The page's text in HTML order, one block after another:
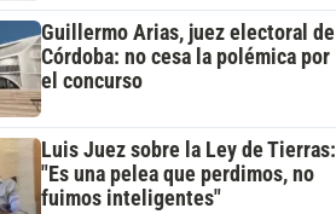
Guillermo Arias, juez electoral de
Córdoba: no cesa la polémica por
el concurso
Luis Juez sobre la Ley de Tierras:
"Es una pelea que perdimos, no
fuimos inteligentes"